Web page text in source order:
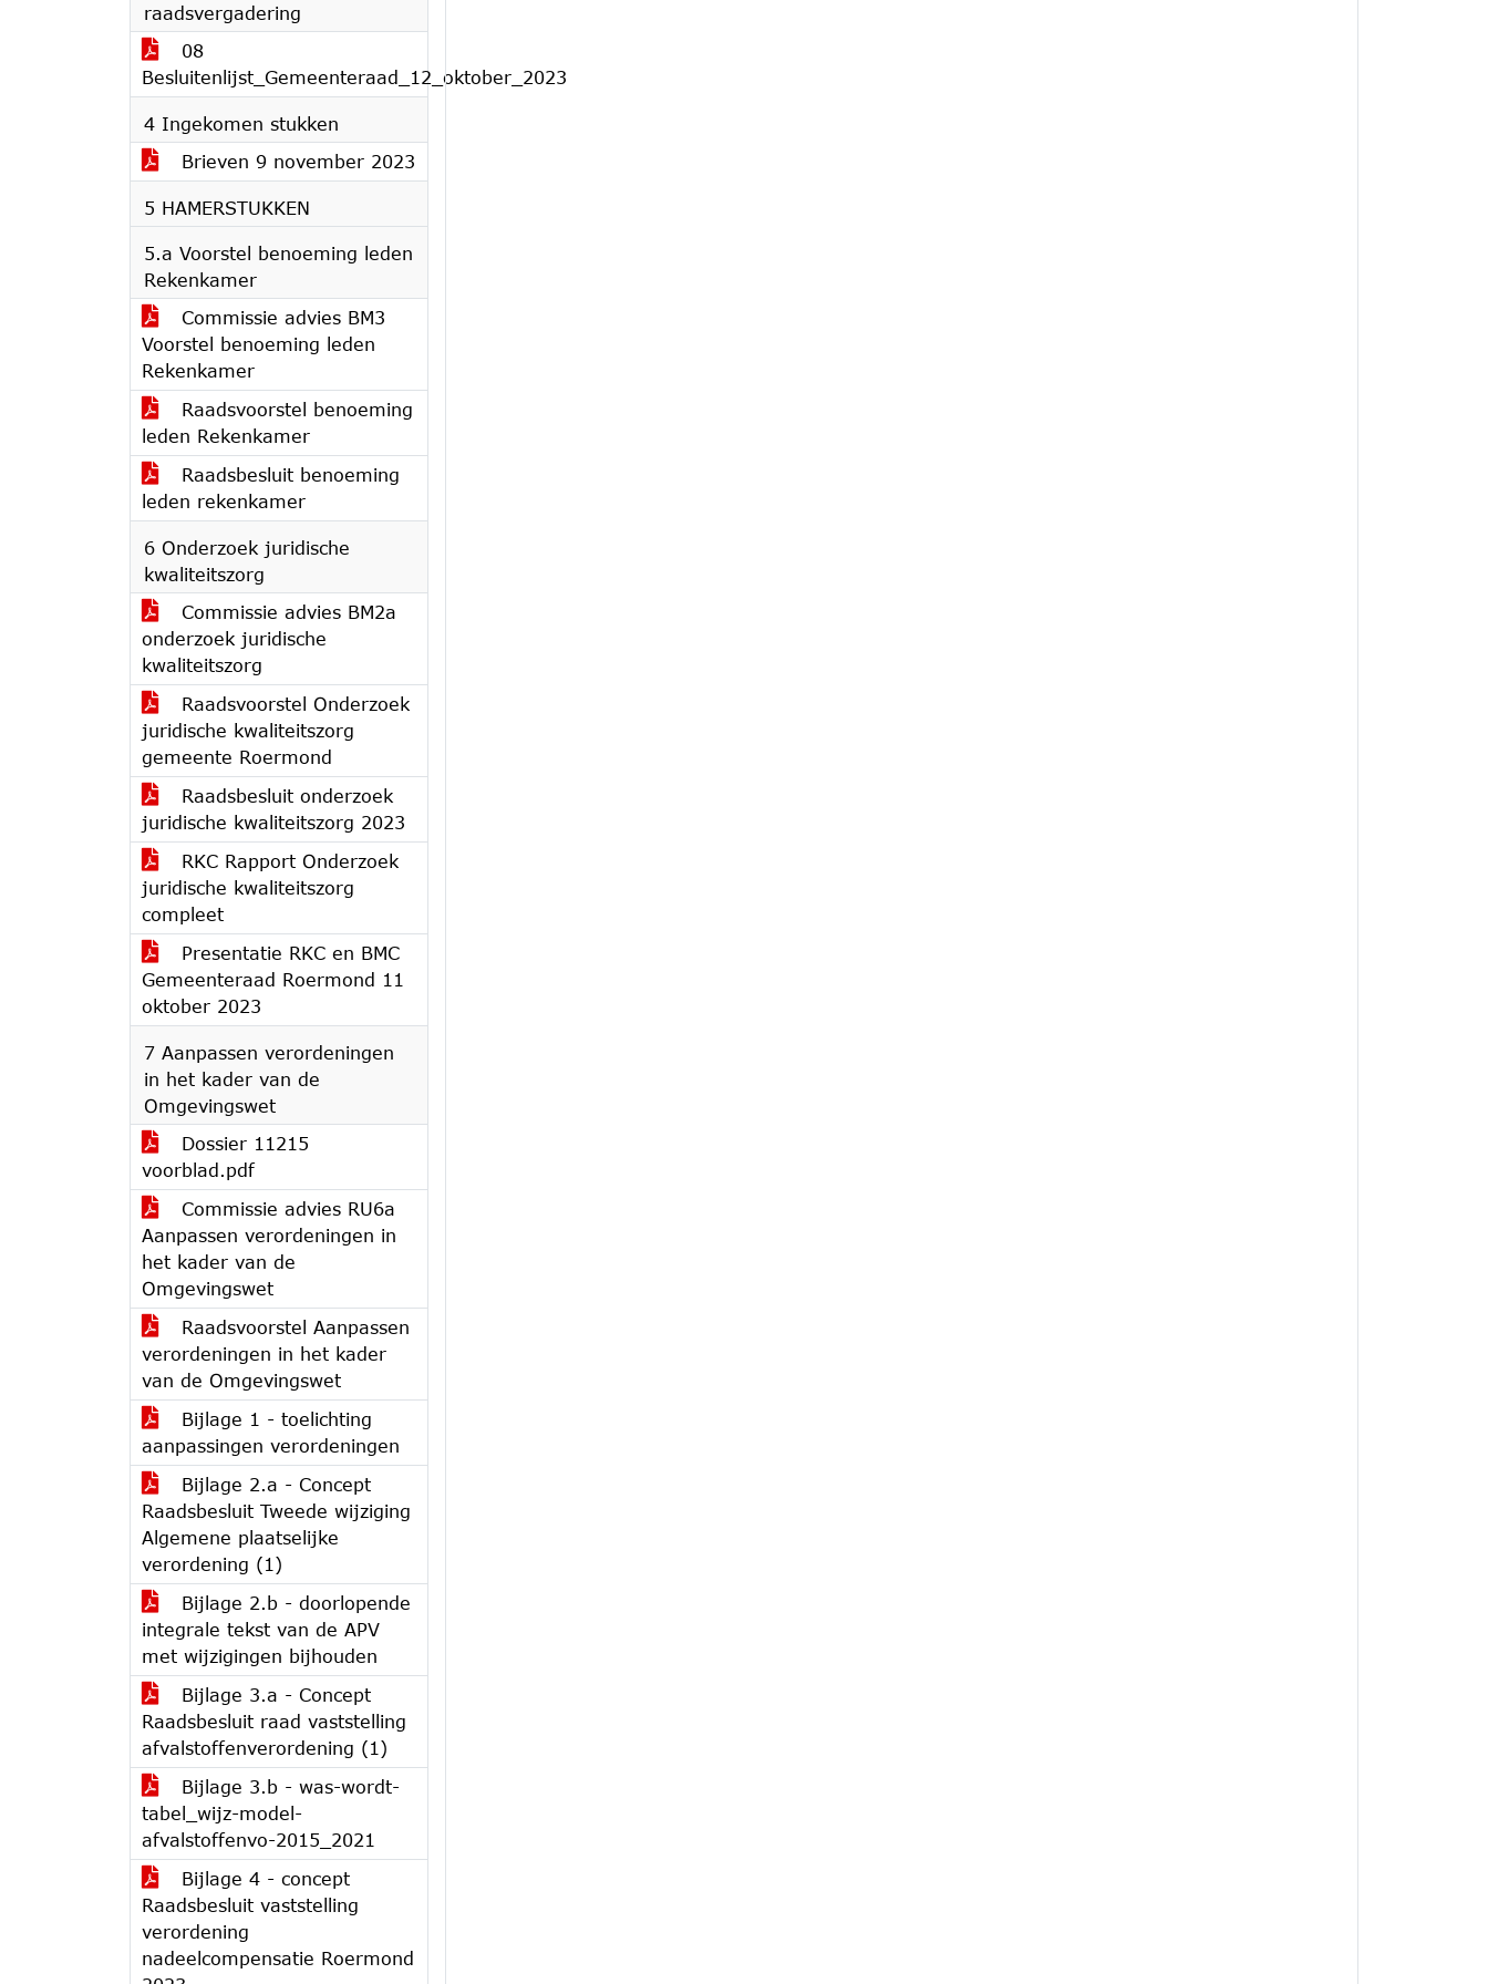
raadsvergadering
08
Besluitenlijst_Gemeenteraad_12_oktober_2023
4 Ingekomen stukken
Brieven 9 november 2023
5 HAMERSTUKKEN
5.a Voorstel benoeming leden
Rekenkamer
Commissie advies BM3
Voorstel benoeming leden
Rekenkamer
Raadsvoorstel benoeming
leden Rekenkamer
Raadsbesluit benoeming
leden rekenkamer
6 Onderzoek juridische
kwaliteitszorg
Commissie advies BM2a
onderzoek juridische
kwaliteitszorg
Raadsvoorstel Onderzoek
juridische kwaliteitszorg
gemeente Roermond
Raadsbesluit onderzoek
juridische kwaliteitszorg 2023
RKC Rapport Onderzoek
juridische kwaliteitszorg
compleet
Presentatie RKC en BMC
Gemeenteraad Roermond 11
oktober 2023
7 Aanpassen verordeningen
in het kader van de
Omgevingswet
Dossier 11215
voorblad.pdf
Commissie advies RU6a
Aanpassen verordeningen in
het kader van de
Omgevingswet
Raadsvoorstel Aanpassen
verordeningen in het kader
van de Omgevingswet
Bijlage 1 - toelichting
aanpassingen verordeningen
Bijlage 2.a - Concept
Raadsbesluit Tweede wijziging
Algemene plaatselijke
verordening (1)
Bijlage 2.b - doorlopende
integrale tekst van de APV
met wijzigingen bijhouden
Bijlage 3.a - Concept
Raadsbesluit raad vaststelling
afvalstoffenverordening (1)
Bijlage 3.b - was-wordt-
tabel_wijz-model-
afvalstoffenvo-2015_2021
Bijlage 4 - concept
Raadsbesluit vaststelling
verordening
nadeelcompensatie Roermond